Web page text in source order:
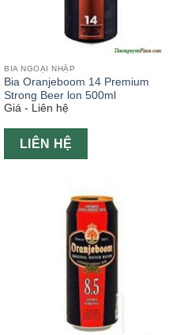
BIA NGOẠI NHẬP
Bia Oranjeboom 14 Premium
Strong Beer lon 500ml
Giá - Liên hệ
LIÊN HỆ